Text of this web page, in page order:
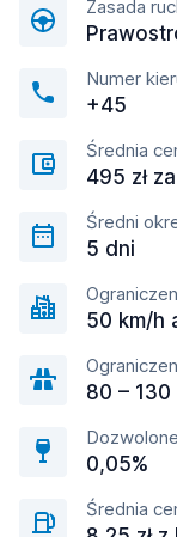
Zasada
Numer
+45
Średnia
495 zł
Średni
5 dni
50 km/h
80 –
0,05%
Średnia